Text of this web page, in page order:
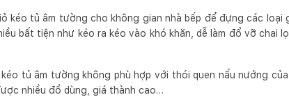
kéo tủ âm tường cho không gian nhà bếp để đựng các loại
bất tiện như kéo ra kéo vào khó khăn, dễ làm đổ vỡ chai
tủ âm tường không phù hợp với thói quen nấu nướng
nhiều đồ dùng, giá thành cao…